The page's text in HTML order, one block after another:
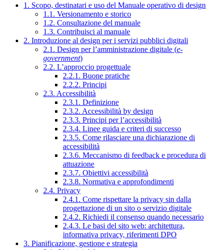
1. Scopo, destinatari e uso del Manuale operativo di design
1.1. Versionamento e storico
1.2. Consultazione del manuale
1.3. Contribuisci al manuale
2. Introduzione al design per i servizi pubblici digitali
2.1. Design per l’amministrazione digitale (e-
government)
2.2. L’approccio progettuale
2.2.1. Buone pratiche
2.2.2. Principi
2.3. Accessibilità
2.3.1. Definizione
2.3.2. Accessibilità by design
2.3.3. Principi per l’accessibilità
2.3.4. Linee guida e criteri di successo
2.3.5. Come rilasciare una dichiarazione di
accessibilità
2.3.6. Meccanismo di feedback e procedura di
attuazione
2.3.7. Obiettivi accessibilità
2.3.8. Normativa e approfondimenti
2.4. Privacy
2.4.1. Come rispettare la privacy sin dalla
progettazione di un sito o servizio digitale
2.4.2. Richiedi il consenso quando necessario
2.4.3. Le basi del sito web: architettura,
informativa privacy, riferimenti DPO
3. Pianificazione, gestione e strategia